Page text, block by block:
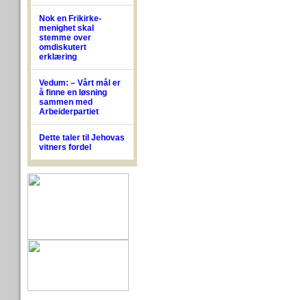
Nok en Frikirke-
menighet skal
stemme over
omdiskutert
erklæring
Vedum: – Vårt mål er
å finne en løsning
sammen med
Arbeiderpartiet
Dette taler til Jehovas
vitners fordel